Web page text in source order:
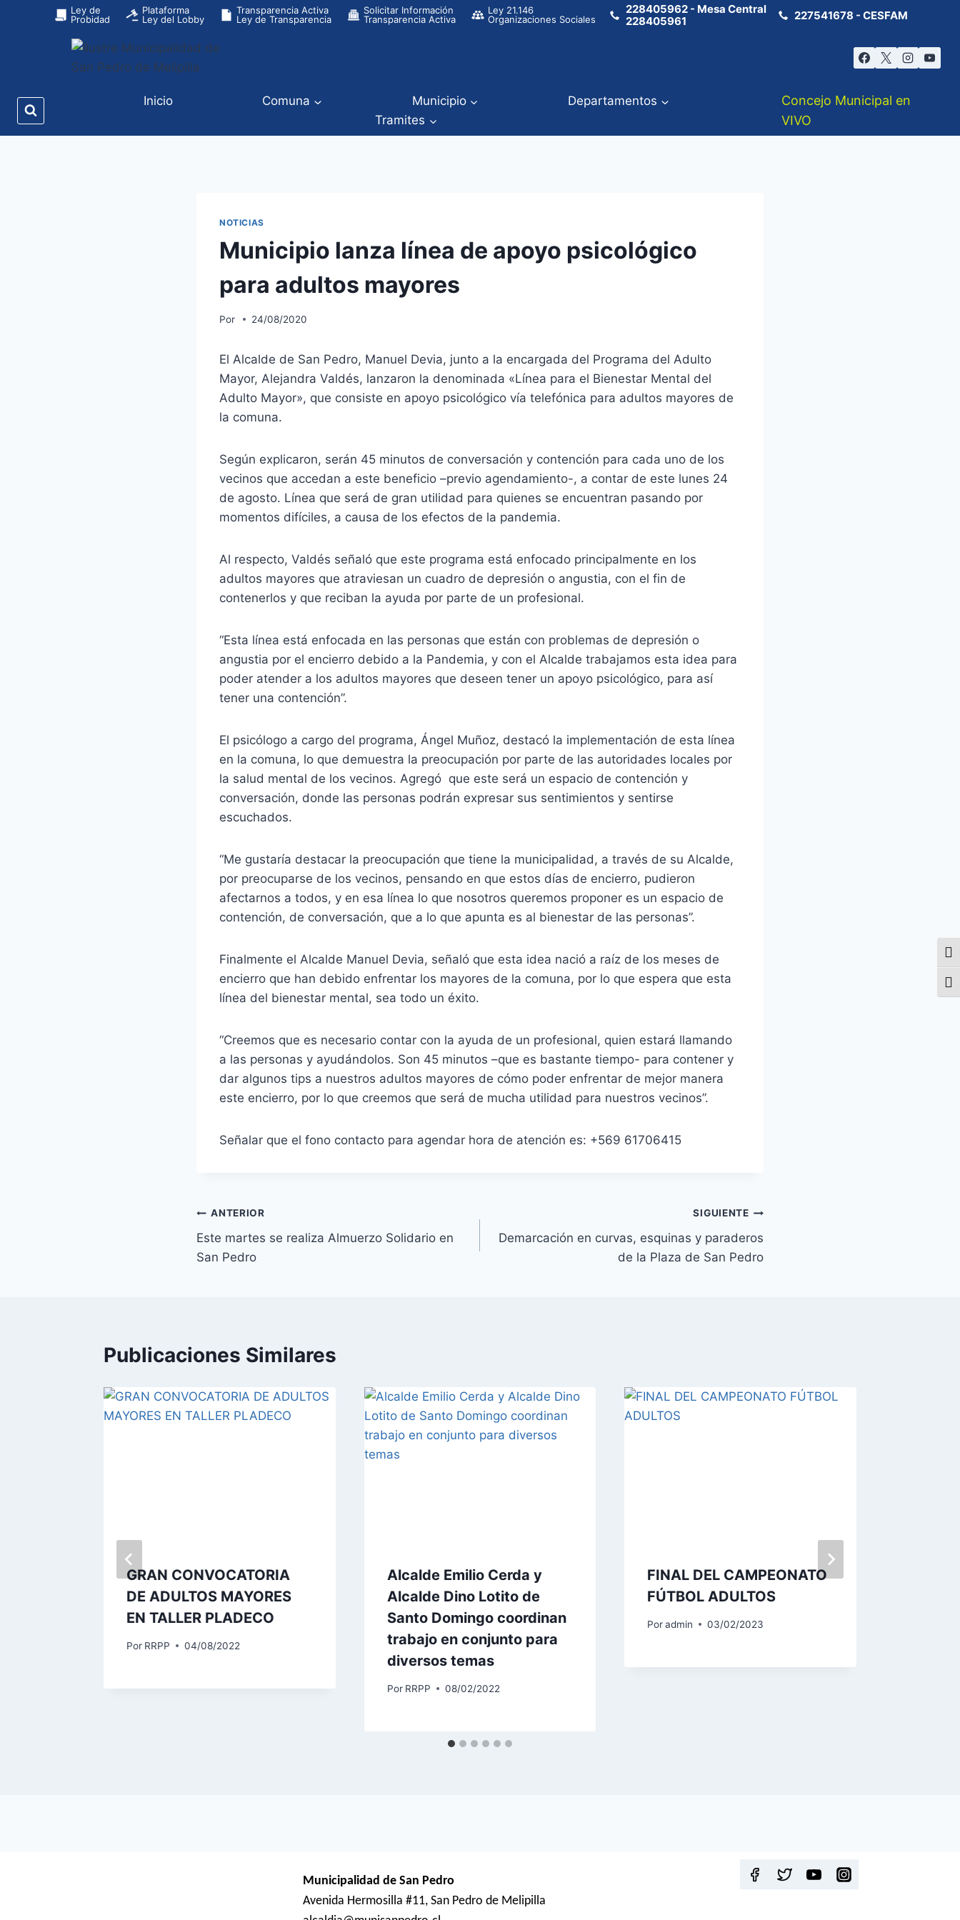
Ley de
Probidad
Plataforma
Ley del Lobby
Transparencia Activa
Ley de Transparencia
Solicitar Información
Transparencia Activa
Ley 21.146
Organizaciones Sociales
228405962 - Mesa Central
228405961
227541678 - CESFAM
Inicio Comuna Municipio
Departamentos
Tramites
Concejo Municipal en
VIVO
NOTICIAS
Municipio lanza línea de apoyo psicológico
para adultos mayores
Por 24/08/2020
El Alcalde de San Pedro, Manuel Devia, junto a la encargada del Programa del Adulto
Mayor, Alejandra Valdés, lanzaron la denominada «Línea para el Bienestar Mental del
Adulto Mayor», que consiste en apoyo psicológico vía telefónica para adultos mayores de
la comuna.
Según explicaron, serán 45 minutos de conversación y contención para cada uno de los
vecinos que accedan a este beneficio –previo agendamiento-, a contar de este lunes 24
de agosto. Línea que será de gran utilidad para quienes se encuentran pasando por
momentos difíciles, a causa de los efectos de la pandemia.
Al respecto, Valdés señaló que este programa está enfocado principalmente en los
adultos mayores que atraviesan un cuadro de depresión o angustia, con el fin de
contenerlos y que reciban la ayuda por parte de un profesional.
“Esta línea está enfocada en las personas que están con problemas de depresión o
angustia por el encierro debido a la Pandemia, y con el Alcalde trabajamos esta idea para
poder atender a los adultos mayores que deseen tener un apoyo psicológico, para así
tener una contención”.
El psicólogo a cargo del programa, Ángel Muñoz, destacó la implementación de esta línea
en la comuna, lo que demuestra la preocupación por parte de las autoridades locales por
la salud mental de los vecinos. Agregó que este será un espacio de contención y
conversación, donde las personas podrán expresar sus sentimientos y sentirse
escuchados.
“Me gustaría destacar la preocupación que tiene la municipalidad, a través de su Alcalde,
por preocuparse de los vecinos, pensando en que estos días de encierro, pudieron
afectarnos a todos, y en esa línea lo que nosotros queremos proponer es un espacio de
contención, de conversación, que a lo que apunta es al bienestar de las personas”.
Finalmente el Alcalde Manuel Devia, señaló que esta idea nació a raíz de los meses de
encierro que han debido enfrentar los mayores de la comuna, por lo que espera que esta
línea del bienestar mental, sea todo un éxito.
“Creemos que es necesario contar con la ayuda de un profesional, quien estará llamando
a las personas y ayudándolos. Son 45 minutos –que es bastante tiempo- para contener y
dar algunos tips a nuestros adultos mayores de cómo poder enfrentar de mejor manera
este encierro, por lo que creemos que será de mucha utilidad para nuestros vecinos”.
Señalar que el fono contacto para agendar hora de atención es: +569 61706415
ANTERIOR
Este martes se realiza Almuerzo Solidario en
San Pedro
SIGUIENTE
Demarcación en curvas, esquinas y paraderos
de la Plaza de San Pedro
Publicaciones Similares
GRAN CONVOCATORIA
DE ADULTOS MAYORES
EN TALLER PLADECO
Por RRPP 04/08/2022
Alcalde Emilio Cerda y
Alcalde Dino Lotito de
Santo Domingo coordinan
trabajo en conjunto para
diversos temas
Por RRPP 08/02/2022
FINAL DEL CAMPEONATO
FÚTBOL ADULTOS
Por admin 03/02/2023
Municipalidad de San Pedro
Avenida Hermosilla #11, San Pedro de Melipilla